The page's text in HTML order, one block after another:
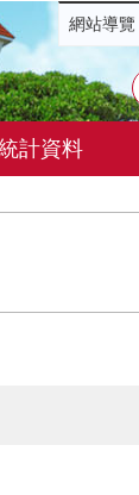
網站導覽
計資料